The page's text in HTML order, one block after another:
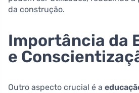
da construção.
Importância da
e
Outro aspecto crucial é a